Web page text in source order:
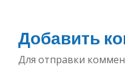
Добавить
Для отправки